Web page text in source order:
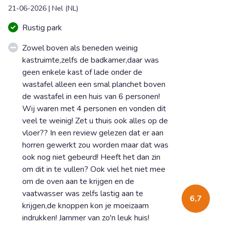
21-06-2026 | Nel (NL)
6,7
Rustig park
Zowel boven als beneden weinig
kastruimte,zelfs de badkamer,daar was
geen enkele kast of lade onder de
wastafel alleen een smal planchet boven
de wastafel in een huis van 6 personen!
Wij waren met 4 personen en vonden dit
veel te weinig! Zet u thuis ook alles op de
vloer?? In een review gelezen dat er aan
horren gewerkt zou worden maar dat was
ook nog niet gebeurd! Heeft het dan zin
om dit in te vullen? Ook viel het niet mee
om de oven aan te krijgen en de
vaatwasser was zelfs lastig aan te
krijgen,de knoppen kon je moeizaam
indrukken! Jammer van zo'n leuk huis!